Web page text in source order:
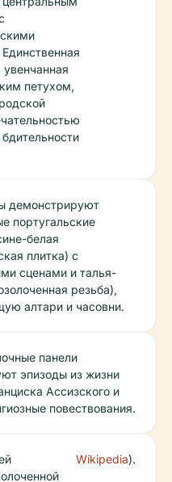
увенчанная
петухом,
демонстрируют
португальские
белая
плитка) с
сценами и талья-
резьба),
алтари и часовни.
панели
эпизоды из жизни
Ассизского и
повествования.
Wikipedia).